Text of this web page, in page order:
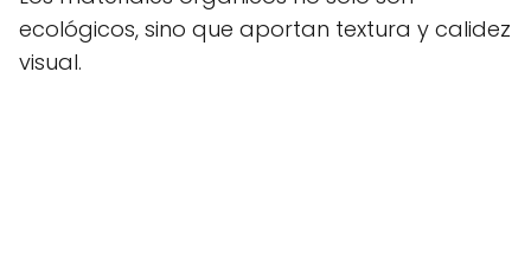
ecológicos, sino que aportan textura y calidez
visual.